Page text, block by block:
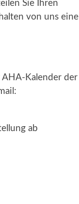
Sie Ihren
von uns eine
AHA-Kalender der
ab